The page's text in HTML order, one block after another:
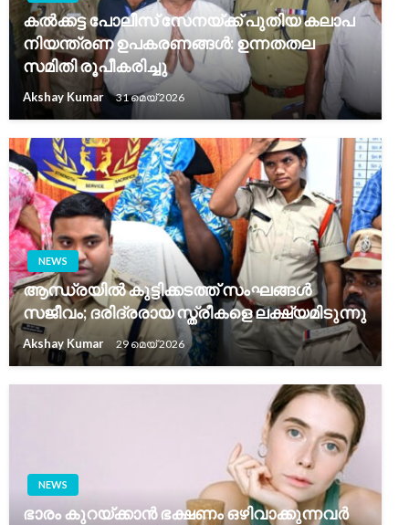
കൽക്കട്ട പോലീസ് സേനയ്ക്ക് പുതിയ കലാപ
നിയന്ത്രണ ഉപകരണങ്ങൾ: ഉന്നതതല
സമിതി രൂപീകരിച്ചു
Akshay Kumar 31 മെയ്‌ 2026
NEWS
ആന്ധ്രയിൽ കുട്ടിക്കടത്ത് സംഘങ്ങൾ
സജീവം; ദരിദ്രരായ സ്ത്രീകളെ ലക്ഷ്യമിടുന്നു
Akshay Kumar 29 മെയ്‌ 2026
NEWS
ഭാരം കുറയ്ക്കാൻ ഭക്ഷണം ഒഴിവാക്കുന്നവർ